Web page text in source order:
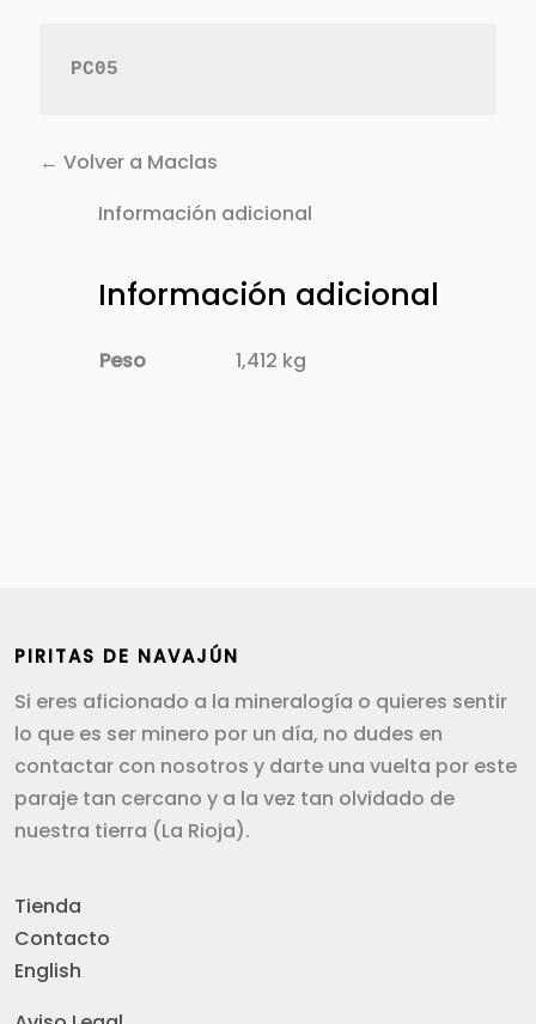
PC05
← Volver a Maclas
Información adicional
Información adicional
Peso 1,412 kg
PIRITAS DE NAVAJÚN
Si eres aficionado a la mineralogía o quieres sentir
lo que es ser minero por un día, no dudes en
contactar con nosotros y darte una vuelta por este
paraje tan cercano y a la vez tan olvidado de
nuestra tierra (La Rioja).
Tienda
Contacto
English